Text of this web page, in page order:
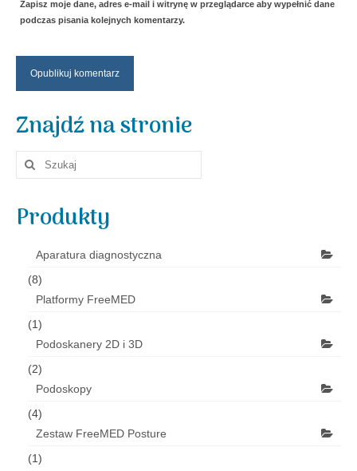
Zapisz moje dane, adres e-mail i witrynę w przeglądarce aby wypełnić dane
podczas pisania kolejnych komentarzy.
Znajdź na stronie
Szuklaj
Produkty
Aparatura diagnostyczna
(8)
Platformy FreeMED
(1)
Podoskanery 2D i 3D
(2)
Podoskopy
(4)
Zestaw FreeMED Posture
(1)